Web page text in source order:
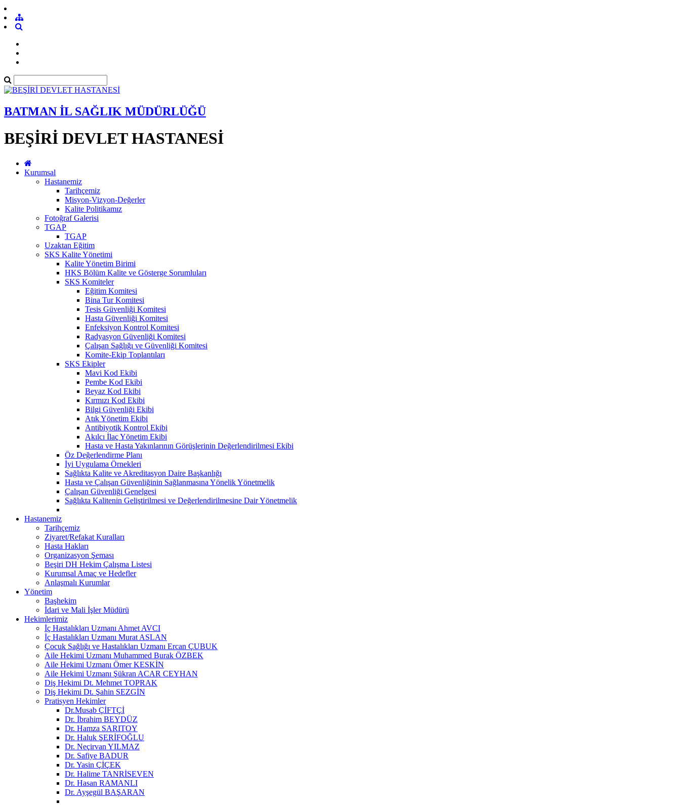
BATMAN İL SAĞLIK MÜDÜRLÜĞÜ
BEŞİRİ DEVLET HASTANESİ
Kurumsal
Hastanemiz
Tarihçemiz
Misyon-Vizyon-Değerler
Kalite Politikamız
Fotoğraf Galerisi
TGAP
TGAP
Uzaktan Eğitim
SKS Kalite Yönetimi
Kalite Yönetim Birimi
HKS Bölüm Kalite ve Gösterge Sorumluları
SKS Komiteler
Eğitim Komitesi
Bina Tur Komitesi
Tesis Güvenliği Komitesi
Hasta Güvenliği Komitesi
Enfeksiyon Kontrol Komitesi
Radyasyon Güvenliği Komitesi
Çalışan Sağlığı ve Güvenliği Komitesi
Komite-Ekip Toplantıları
SKS Ekipler
Mavi Kod Ekibi
Pembe Kod Ekibi
Beyaz Kod Ekibi
Kırmızı Kod Ekibi
Bilgi Güvenliği Ekibi
Atık Yönetim Ekibi
Antibiyotik Kontrol Ekibi
Akılcı İlaç Yönetim Ekibi
Hasta ve Hasta Yakınlarının Görüşlerinin Değerlendirilmesi Ekibi
Öz Değerlendirme Planı
İyi Uygulama Örnekleri
Sağlıkta Kalite ve Akreditasyon Daire Başkanlığı
Hasta ve Çalışan Güvenliğinin Sağlanmasına Yönelik Yönetmelik
Çalışan Güvenliği Genelgesi
Sağlıkta Kalitenin Geliştirilmesi ve Değerlendirilmesine Dair Yönetmelik
Hastanemiz
Tarihçemiz
Ziyaret/Refakat Kuralları
Hasta Hakları
Organizasyon Şeması
Beşiri DH Hekim Çalışma Listesi
Kurumsal Amaç ve Hedefler
Anlaşmalı Kurumlar
Yönetim
Başhekim
İdari ve Mali İşler Müdürü
Hekimlerimiz
İç Hastalıkları Uzmanı Ahmet AVCI
İç Hastalıkları Uzmanı Murat ASLAN
Çocuk Sağlığı ve Hastalıkları Uzmanı Ercan ÇUBUK
Aile Hekimi Uzmanı Muhammed Burak ÖZBEK
Aile Hekimi Uzmanı Ömer KESKİN
Aile Hekimi Uzmanı Şükran ACAR CEYHAN
Diş Hekimi Dt. Mehmet TOPRAK
Diş Hekimi Dt. Şahin SEZGİN
Pratisyen Hekimler
Dr.Musab ÇİFTÇİ
Dr. İbrahim BEYDÜZ
Dr. Hamza SARITOY
Dr. Haluk ŞERİFOĞLU
Dr. Neçirvan YILMAZ
Dr. Safiye BADUR
Dr. Yasin ÇİÇEK
Dr. Halime TANRİSEVEN
Dr. Hasan RAMANLI
Dr. Ayşegül BAŞARAN